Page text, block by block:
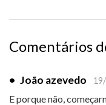
Comentários
• João azevedo
E porque não,